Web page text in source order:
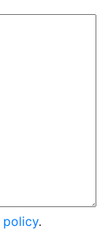
policy.